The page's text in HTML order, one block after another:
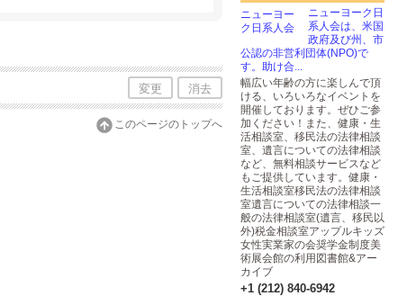
変更 消去
このページのトップへ
ニューヨーク日
系人会は、米国
政府及び州、市
公認の非営利団体(NPO)で
す。助け合...
幅広い年齢の方に楽しんで頂
ける、いろいろなイベントを
開催しております。ぜひご参
加ください！また、健康・生
活相談室、移民法の法律相談
室、遺言についての法律相談
など、無料相談サービスなど
もご提供しています。健康・
生活相談室移民法の法律相談
室遺言についての法律相談一
般の法律相談室(遺言、移民以
外)税金相談室アップルキッズ
女性実業家の会奨学金制度美
術展会館の利用図書館&アー
カイブ
+1 (212) 840-6942